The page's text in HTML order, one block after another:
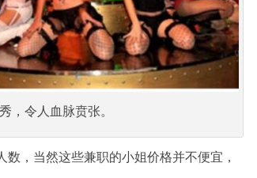
，令人血脉贲张。
，当然这些兼职的小姐价格并不便宜，